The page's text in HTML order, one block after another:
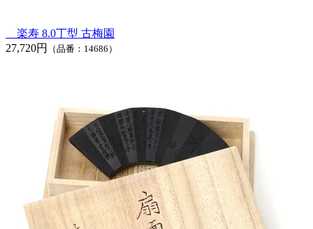
楽寿 8.0丁型 古梅園
27,720円
（品番：14686）